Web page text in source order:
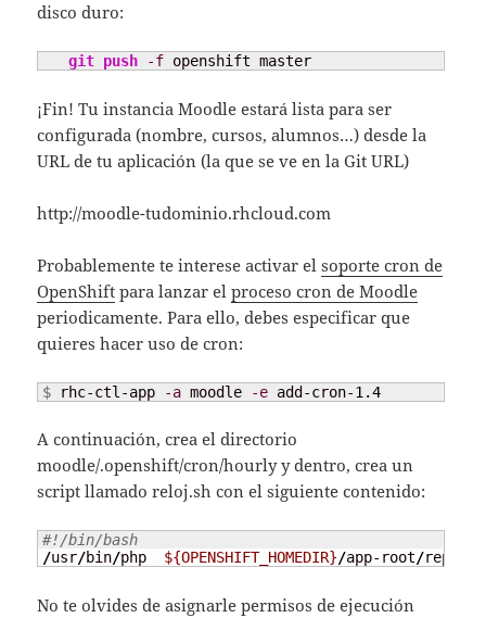
disco duro:
git push -f openshift master
¡Fin! Tu instancia Moodle estará lista para ser
configurada (nombre, cursos, alumnos…) desde la
URL de tu aplicación (la que se ve en la Git URL)
http://moodle-tudominio.rhcloud.com
Probablemente te interese activar elsoporte cron de
OpenShift para lanzar elproceso cron de Moodle
periodicamente. Para ello, debes especificar que
quieres hacer uso de cron:
$ rhc-ctl-app -a moodle -e add-cron-1.4
A continuación, crea el directorio
moodle/.openshift/cron/hourly y dentro, crea un
script llamado reloj.sh con el siguiente contenido:
#!/bin/bash
/usr/bin/php ${OPENSHIFT_HOMEDIR}/app-root/repo
No te olvides de asignarle permisos de ejecución